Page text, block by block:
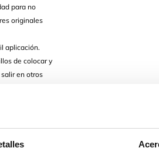
para no
originales
aplicación.
de colocar y
en otros
las manchas